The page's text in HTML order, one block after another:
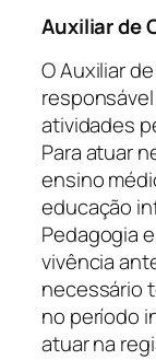
Auxiliar de
O Auxiliar
atividades
Para atuar
ensino
educação
Pedagogia
vivência
necessário
no período
atuar na